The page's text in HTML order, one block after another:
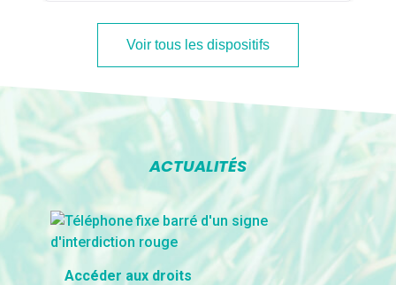
Voir tous les dispositifs
ACTUALITÉS
Accéder aux droits